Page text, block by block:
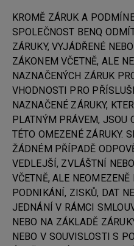
KROMĚ ZÁRUK A
SPOLEČNOST BENQ
ZÁRUKY, VYJÁDŘENÉ
ZÁKONEM VČETNĚ, ALE
NAZNAČENÝCH ZÁRUK
VHODNOSTI PRO
NAZNAČENÉ ZÁRUKY,
PLATNÝM PRÁVEM, JSOU
TÉTO OMEZENÉ ZÁRUKY.
ŽÁDNÉM PŘÍPADĚ
VEDLEJŠÍ, ZVLÁŠTNÍ
VČETNĚ, ALE
PODNIKÁNÍ, ZISKŮ, DAT
JEDNÁNÍ V RÁMCI
NEBO NA ZÁKLADĚ
NEBO V SOUVISLOSTI S